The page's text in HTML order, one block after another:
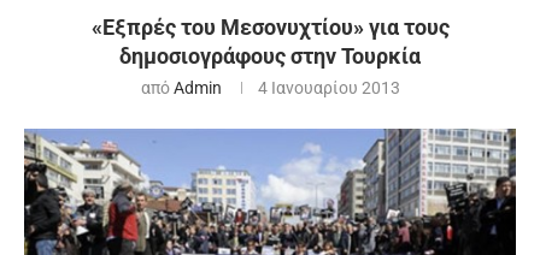
«Εξπρές του Μεσονυχτίου» για τους
δημοσιογράφους στην Τουρκία
απόAdmin 4 Ιανουαρίου 2013